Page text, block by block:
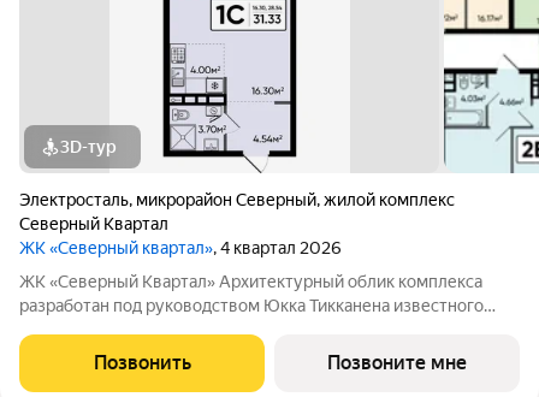
3D-тур
Электросталь, микрорайон Северный,жилой комплекс
Северный Квартал
ЖК «Северный квартал», 4 квартал 2026
ЖК «Северный Квартал» Архитектурный облик комплекса
разработан под руководством Юкка Тикканена известного
сочетании современного дизайна и северной эстетики. В
данном проекте Тикканен удачно
Позвонить Позвоните мне